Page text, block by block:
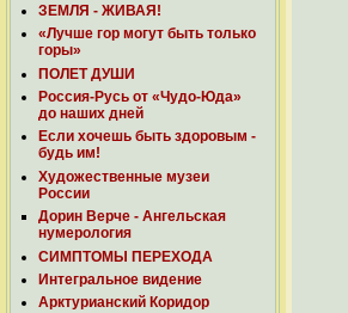
ЗЕМЛЯ - ЖИВАЯ!
«Лучше гор могут быть только
горы»
ПОЛЕТ ДУШИ
Россия-Русь от «Чудо-Юда»
до наших дней
Если хочешь быть здоровым -
будь им!
Художественные музеи
России
Дорин Верче - Ангельская
нумерология
СИМПТОМЫ ПЕРЕХОДА
Интегральное видение
Арктурианский Коридор